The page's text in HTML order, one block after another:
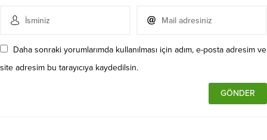
Daha sonraki yorumlarımda kullanılması için adım, e-posta adresim ve
site adresim bu tarayıcıya kaydedilsin.